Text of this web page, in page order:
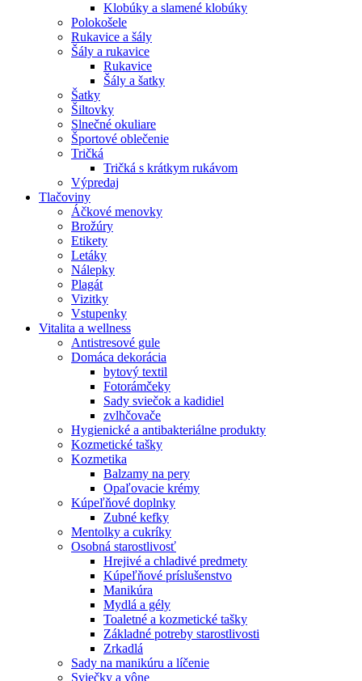
Klobúky a slamené klobúky
Polokošele
Rukavice a šály
Šály a rukavice
Rukavice
Šály a šatky
Šatky
Šiltovky
Slnečné okuliare
Športové oblečenie
Tričká
Tričká s krátkym rukávom
Výpredaj
Tlačoviny
Áčkové menovky
Brožúry
Etikety
Letáky
Nálepky
Plagát
Vizitky
Vstupenky
Vitalita a wellness
Antistresové gule
Domáca dekorácia
bytový textil
Fotorámčeky
Sady sviečok a kadidiel
zvlhčovače
Hygienické a antibakteriálne produkty
Kozmetické tašky
Kozmetika
Balzamy na pery
Opaľovacie krémy
Kúpeľňové doplnky
Zubné kefky
Mentolky a cukríky
Osobná starostlivosť
Hrejivé a chladivé predmety
Kúpeľňové príslušenstvo
Manikúra
Mydlá a gély
Toaletné a kozmetické tašky
Základné potreby starostlivosti
Zrkadlá
Sady na manikúru a líčenie
Sviečky a vône